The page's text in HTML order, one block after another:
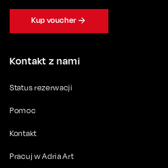
Kontakt z nami
Status rezerwacji
Pomoc
Kontakt
Pracuj w Adria Art
Kup voucher